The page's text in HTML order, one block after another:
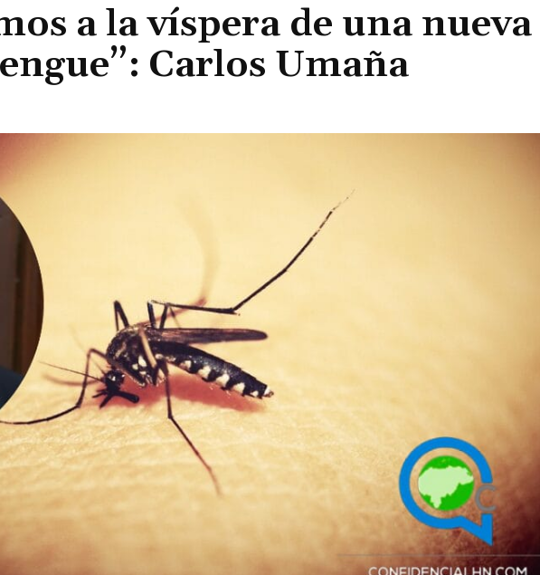
a la víspera de una nueva
Carlos Umaña